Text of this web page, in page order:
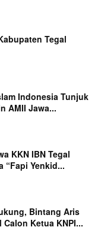
Tegal
Indonesia Tunjuk
AMII Jawa...
KKN IBN Tegal
“Fapi Yenkid...
Bintang Aris
Ketua KNPI...